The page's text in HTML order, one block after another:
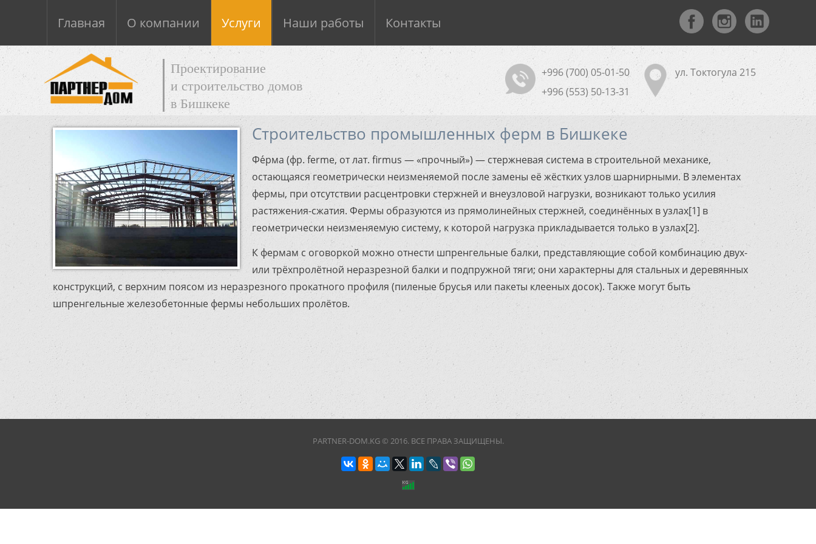
Главная О компании Услуги Наши работы Контакты
Проектирование
и строительство домов
в Бишкеке
ул. Токтогула 215
+996 (700) 05-01-50
+996 (553) 50-13-31
Строительство промышленных ферм в Бишкеке
Фе́рма (фр. ferme, от лат. firmus — «прочный») — стержневая система в строительной механике,
остающаяся геометрически неизменяемой после замены её жёстких узлов шарнирными. В элементах
фермы, при отсутствии расцентровки стержней и внеузловой нагрузки, возникают только усилия
растяжения-сжатия. Фермы образуются из прямолинейных стержней, соединённых в узлах[1] в
геометрически неизменяемую систему, к которой нагрузка прикладывается только в узлах[2].
К фермам с оговоркой можно отнести шпренгельные балки, представляющие собой комбинацию двух-
или трёхпролётной неразрезной балки и подпружной тяги; они характерны для стальных и деревянных
конструкций, с верхним поясом из неразрезного прокатного профиля (пиленые брусья или пакеты клееных досок). Также могут быть
шпренгельные железобетонные фермы небольших пролётов.
PARTNER-DOM.KG © 2016. ВСЕ ПРАВА ЗАЩИЩЕНЫ.